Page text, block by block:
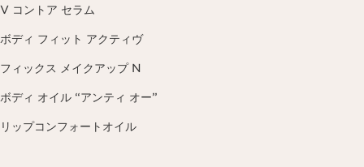
V コントア セラム
ボディ フィット アクティヴ
フィックス メイクアップ N
ボディ オイル “アンティ オー”
リップコンフォートオイル